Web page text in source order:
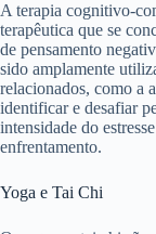
A terapia cognitivo-
terapêutica que se
de pensamento
sido amplamente
relacionados, como a
identificar e desafiar
intensidade do
enfrentamento.
Yoga e Tai Chi